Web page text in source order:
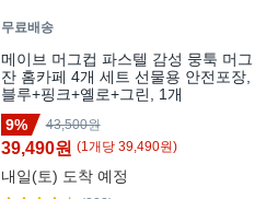
무료배송
메이브 머그컵 파스텔 감성 뭉툭 머그
잔 홈카페 4개 세트 선물용 안전포장,
블루+핑크+옐로+그린, 1개
9%
43,500원
39,490원 (1개 당 39,490원)
내일(토) 도착 예정